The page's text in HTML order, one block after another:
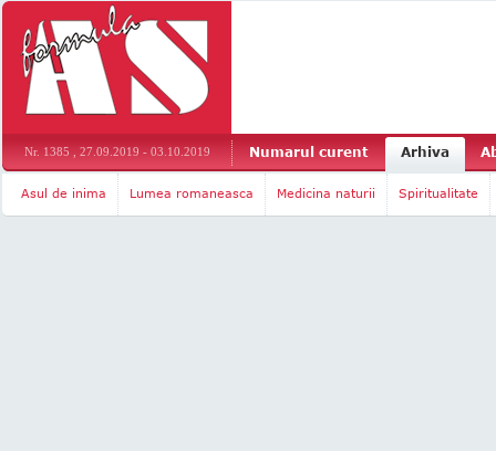
Nr. 1385 , 27.09.2019 - 03.10.2019 Numarul curent Arhiva
Asul de inima Lumea romaneasca Medicina naturii Spiritualitate